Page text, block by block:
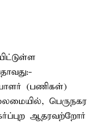
(பணிகள்)
பெருநகர
ஆதரவற்றோர்